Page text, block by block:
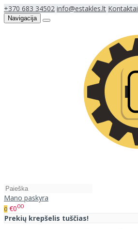
+370 683 34502 info@estakles.lt Kontaktai
Navigacija
Mano paskyra
0 €000
Prekių krepšelis tuščias!